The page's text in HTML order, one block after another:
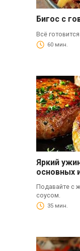
Бигос с
Всё
60 мин.
Яркий
основных
Подавайте с
соусом.
35 мин.